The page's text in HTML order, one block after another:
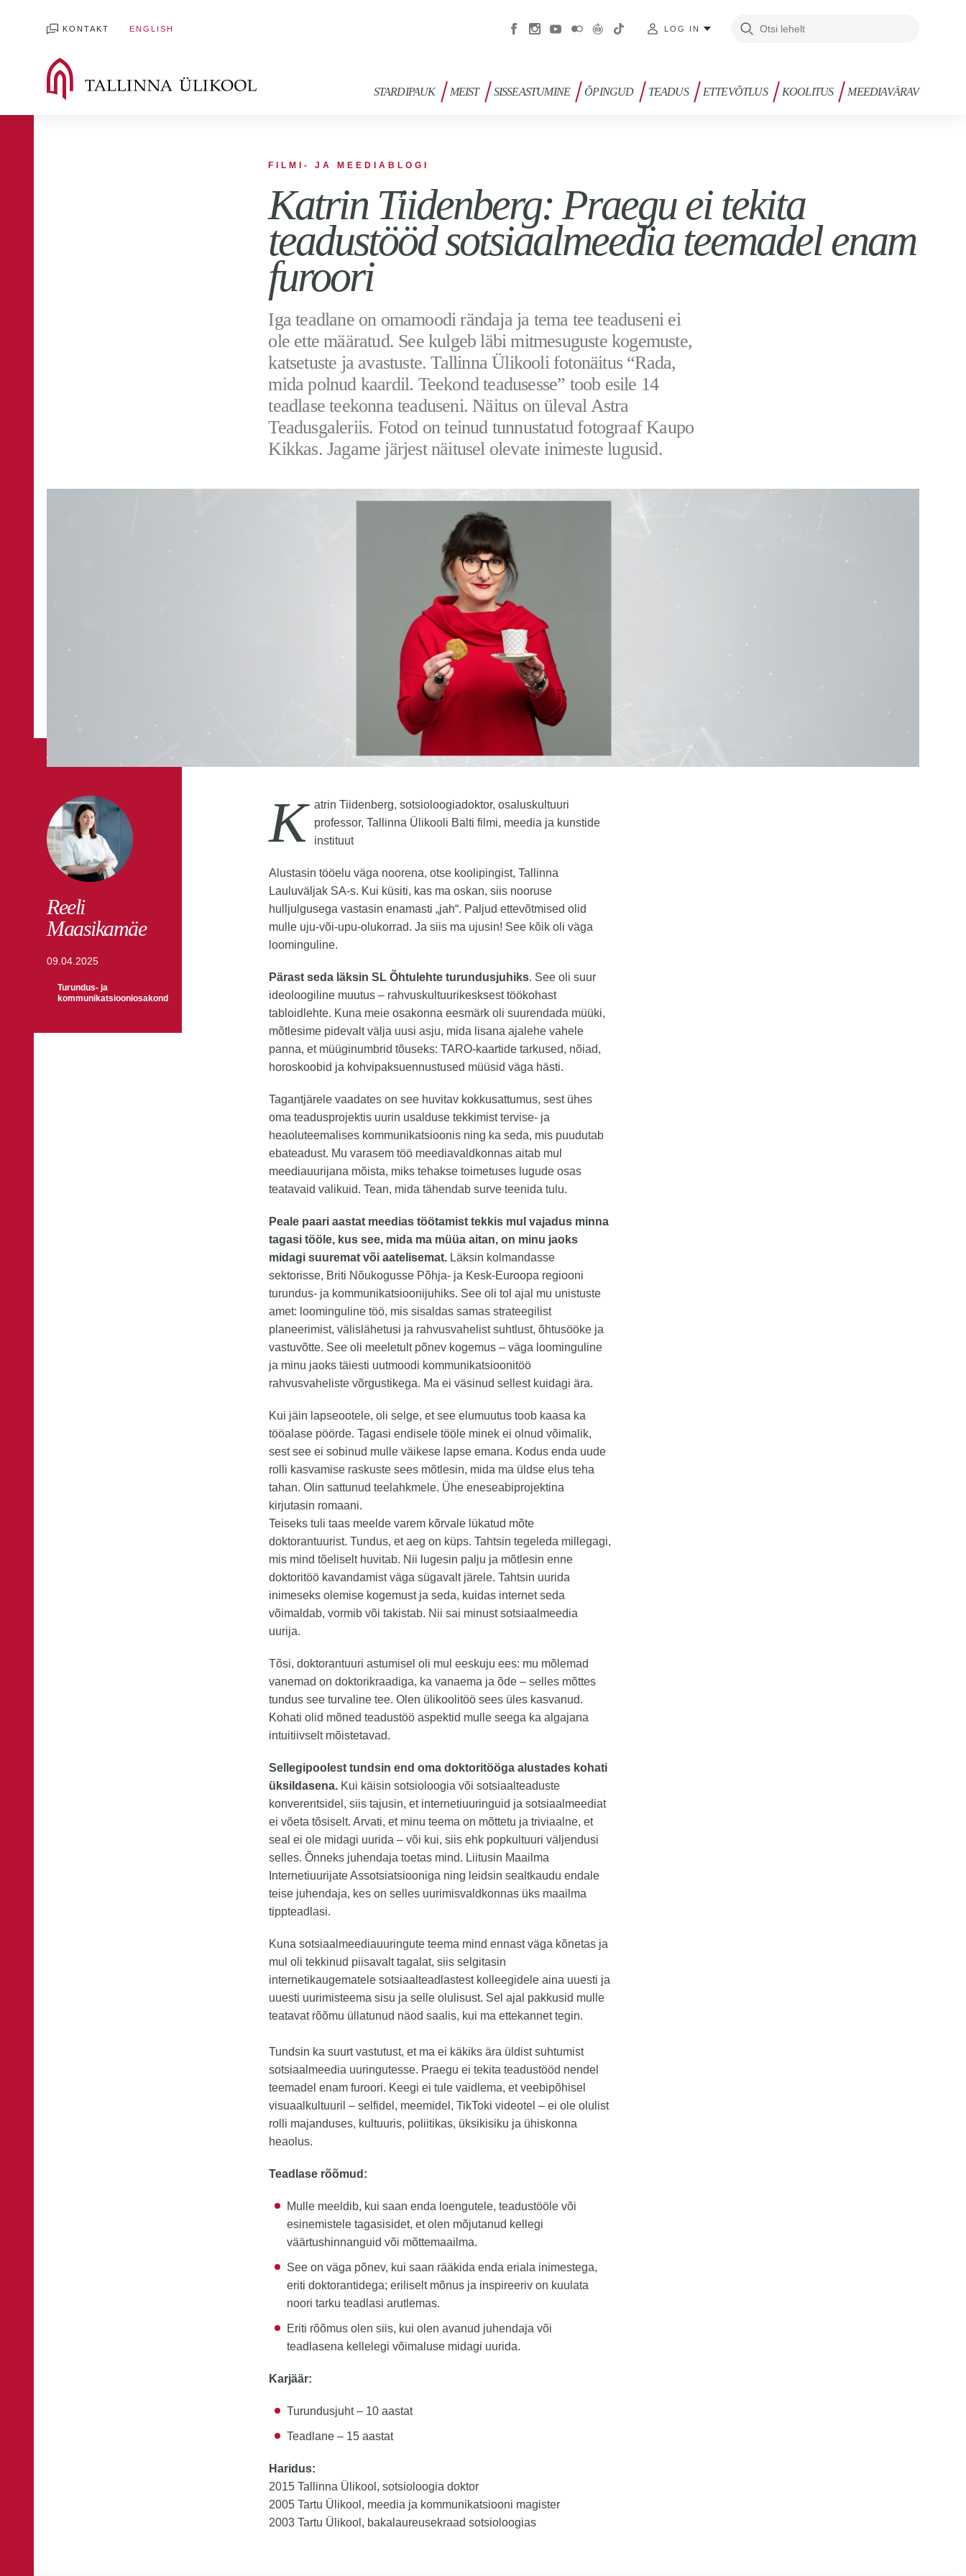
KONTAKT ENGLISH LOG IN
STARDIPAUK MEIST SISSEASTUMINE ÕPINGUD TEADUS ETTEVÕTLUS KOOLITUS MEEDIAVÄRAV
FILMI- JA MEEDIABLOGI
Katrin Tiidenberg: Praegu ei tekita
teadustööd sotsiaalmeedia teemadel enam
furoori
Iga teadlane on omamoodi rändaja ja tema tee teaduseni ei
ole ette määratud. See kulgeb läbi mitmesuguste kogemuste,
katsetuste ja avastuste. Tallinna Ülikooli fotonäitus “Rada,
mida polnud kaardil. Teekond teadusesse” toob esile 14
teadlase teekonna teaduseni. Näitus on üleval Astra
Teadusgaleriis. Fotod on teinud tunnustatud fotograaf Kaupo
Kikkas. Jagame järjest näitusel olevate inimeste lugusid.
Reeli
Maasikamäe
09.04.2025
Turundus- ja
kommunikatsiooniosakond
K
atrin Tiidenberg, sotsioloogiadoktor, osaluskultuuri
professor, Tallinna Ülikooli Balti filmi, meedia ja kunstide
instituut
Alustasin tööelu väga noorena, otse koolipingist, Tallinna
Lauluväljak SA-s. Kui küsiti, kas ma oskan, siis nooruse
hulljulgusega vastasin enamasti „jah“. Paljud ettevõtmised olid
mulle uju-või-upu-olukorrad. Ja siis ma ujusin! See kõik oli väga
loominguline.
Pärast seda läksin SL Õhtulehte turundusjuhiks. See oli suur
ideoloogiline muutus – rahvuskultuurikesksest töökohast
tabloidlehte. Kuna meie osakonna eesmärk oli suurendada müüki,
mõtlesime pidevalt välja uusi asju, mida lisana ajalehe vahele
panna, et müüginumbrid tõuseks: TARO-kaartide tarkused, nõiad,
horoskoobid ja kohvipaksuennustused müüsid väga hästi.
Tagantjärele vaadates on see huvitav kokkusattumus, sest ühes
oma teadusprojektis uurin usalduse tekkimist tervise- ja
heaoluteemalises kommunikatsioonis ning ka seda, mis puudutab
ebateadust. Mu varasem töö meediavaldkonnas aitab mul
meediauurijana mõista, miks tehakse toimetuses lugude osas
teatavaid valikuid. Tean, mida tähendab surve teenida tulu.
Peale paari aastat meedias töötamist tekkis mul vajadus minna
tagasi tööle, kus see, mida ma müüa aitan, on minu jaoks
midagi suuremat või aatelisemat. Läksin kolmandasse
sektorisse, Briti Nõukogusse Põhja- ja Kesk-Euroopa regiooni
turundus- ja kommunikatsioonijuhiks. See oli tol ajal mu unistuste
amet: loominguline töö, mis sisaldas samas strateegilist
planeerimist, välislähetusi ja rahvusvahelist suhtlust, õhtusööke ja
vastuvõtte. See oli meeletult põnev kogemus – väga loominguline
ja minu jaoks täiesti uutmoodi kommunikatsioonitöö
rahvusvaheliste võrgustikega. Ma ei väsinud sellest kuidagi ära.
Kui jäin lapseootele, oli selge, et see elumuutus toob kaasa ka
tööalase pöörde. Tagasi endisele tööle minek ei olnud võimalik,
sest see ei sobinud mulle väikese lapse emana. Kodus enda uude
rolli kasvamise raskuste sees mõtlesin, mida ma üldse elus teha
tahan. Olin sattunud teelahkmele. Ühe eneseabiprojektina
kirjutasin romaani.
Teiseks tuli taas meelde varem kõrvale lükatud mõte
doktorantuurist. Tundus, et aeg on küps. Tahtsin tegeleda millegagi,
mis mind tõeliselt huvitab. Nii lugesin palju ja mõtlesin enne
doktoritöö kavandamist väga sügavalt järele. Tahtsin uurida
inimeseks olemise kogemust ja seda, kuidas internet seda
võimaldab, vormib või takistab. Nii sai minust sotsiaalmeedia
uurija.
Tõsi, doktorantuuri astumisel oli mul eeskuju ees: mu mõlemad
vanemad on doktorikraadiga, ka vanaema ja õde – selles mõttes
tundus see turvaline tee. Olen ülikoolitöö sees üles kasvanud.
Kohati olid mõned teadustöö aspektid mulle seega ka algajana
intuitiivselt mõistetavad.
Sellegipoolest tundsin end oma doktoritööga alustades kohati
üksildasena. Kui käisin sotsioloogia või sotsiaalteaduste
konverentsidel, siis tajusin, et internetiuuringuid ja sotsiaalmeediat
ei võeta tõsiselt. Arvati, et minu teema on mõttetu ja triviaalne, et
seal ei ole midagi uurida – või kui, siis ehk popkultuuri väljendusi
selles. Õnneks juhendaja toetas mind. Liitusin Maailma
Internetiuurijate Assotsiatsiooniga ning leidsin sealtkaudu endale
teise juhendaja, kes on selles uurimisvaldkonnas üks maailma
tippteadlasi.
Kuna sotsiaalmeediauuringute teema mind ennast väga kõnetas ja
mul oli tekkinud piisavalt tagalat, siis selgitasin
internetikaugematele sotsiaalteadlastest kolleegidele aina uuesti ja
uuesti uurimisteema sisu ja selle olulisust. Sel ajal pakkusid mulle
teatavat rõõmu üllatunud näod saalis, kui ma ettekannet tegin.
Tundsin ka suurt vastutust, et ma ei käkiks ära üldist suhtumist
sotsiaalmeedia uuringutesse. Praegu ei tekita teadustööd nendel
teemadel enam furoori. Keegi ei tule vaidlema, et veebipõhisel
visuaalkultuuril – selfidel, meemidel, TikToki videotel – ei ole olulist
rolli majanduses, kultuuris, poliitikas, üksikisiku ja ühiskonna
heaolus.
Teadlase rõõmud:
Mulle meeldib, kui saan enda loengutele, teadustööle või
esinemistele tagasisidet, et olen mõjutanud kellegi
väärtushinnanguid või mõttemaailma.
See on väga põnev, kui saan rääkida enda eriala inimestega,
eriti doktorantidega; eriliselt mõnus ja inspireeriv on kuulata
noori tarku teadlasi arutlemas.
Eriti rõõmus olen siis, kui olen avanud juhendaja või
teadlasena kellelegi võimaluse midagi uurida.
Karjäär:
Turundusjuht – 10 aastat
Teadlane – 15 aastat
Haridus:
2015 Tallinna Ülikool, sotsioloogia doktor
2005 Tartu Ülikool, meedia ja kommunikatsiooni magister
2003 Tartu Ülikool, bakalaureusekraad sotsioloogias